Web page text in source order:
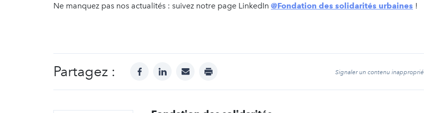
Ne manquez pas nos actualités : suivez notre page LinkedIn @Fondation des solidarités urbaines !
Partagez : facebooklinkedinmail print Signaler un contenu inapproprié